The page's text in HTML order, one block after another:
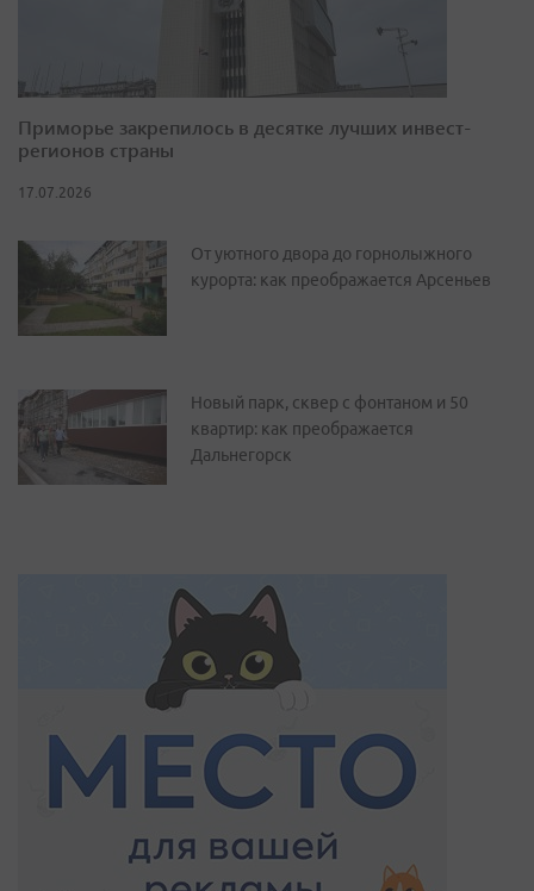
Приморье закрепилось в десятке лучших инвест-
регионов страны
17.07.2026
От уютного двора до горнолыжного
курорта: как преображается Арсеньев
Новый парк, сквер с фонтаном и 50
квартир: как преображается
Дальнегорск